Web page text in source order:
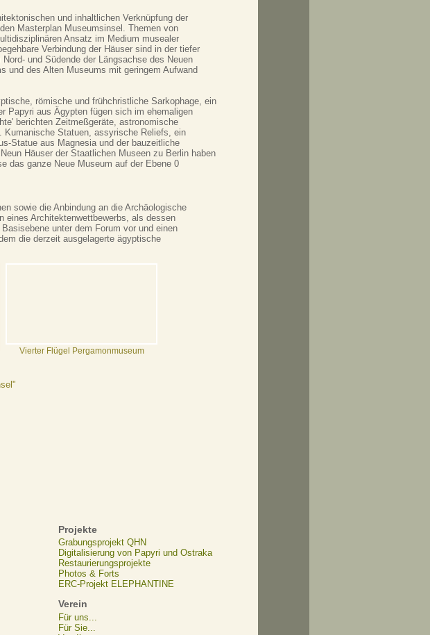
und inhaltlichen Verknüpfung der
Masterplan Museumsinsel. Themen von
Ansatz im Medium musealer
Verbindung der Häuser sind in der tiefer
und Südende der Längsachse des Neuen
und des Alten Museums mit geringem Aufwand
römische und frühchristliche Sarkophage, ein
Papyri aus Ägypten fügen sich im ehemaligen
berichten Zeitmeßgeräte, astronomische
Kumanische Statuen, assyrische Reliefs, ein
Statue aus Magnesia und der bauzeitliche
Häuser der Staatlichen Museen zu Berlin haben
das ganze Neue Museum auf der Ebene 0
sowie die Anbindung an die Archäologische
eines Architektenwettbewerbs, als dessen
unter dem Forum vor und einen
die derzeit ausgelagerte ägyptische
Vierter Flügel Pergamonmuseum
Projekte
Grabungsprojekt QHN
Digitalisierung von Papyri und Ostraka
Restaurierungsprojekte
Photos & Forts
ERC-Projekt ELEPHANTINE
Verein
Für uns...
Für Sie...